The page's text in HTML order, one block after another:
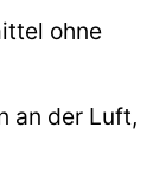
ohne
an der Luft,